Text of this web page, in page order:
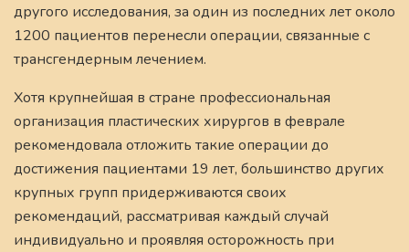
другого исследования, за один из последних лет около
1200 пациентов перенесли операции, связанные с
трансгендерным лечением.
Хотя крупнейшая в стране профессиональная
организация пластических хирургов в феврале
рекомендовала отложить такие операции до
достижения пациентами 19 лет, большинство других
крупных групп придерживаются своих
рекомендаций, рассматривая каждый случай
индивидуально и проявляя осторожность при